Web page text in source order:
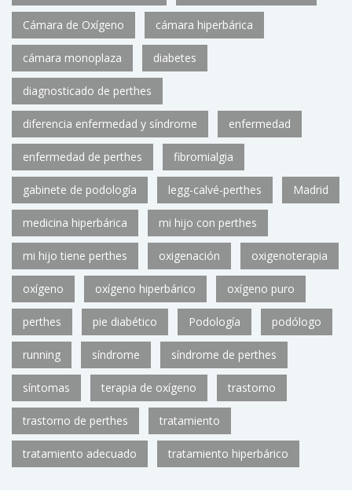
Cámara de Oxígeno cámara hiperbárica
cámara monoplaza diabetes
diagnosticado de perthes
diferencia enfermedad y síndrome enfermedad
enfermedad de perthes fibromialgia
gabinete de podología legg-calvé-perthes Madrid
medicina hiperbárica mi hijo con perthes
mi hijo tiene perthes oxigenación oxigenoterapia
oxígeno oxígeno hiperbárico oxígeno puro
perthes pie diabético Podología podólogo
running síndrome síndrome de perthes
síntomas terapia de oxígeno trastorno
trastorno de perthes tratamiento
tratamiento adecuado tratamiento hiperbárico